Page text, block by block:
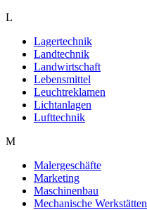
L
Lagertechnik
Landtechnik
Landwirtschaft
Lebensmittel
Leuchtreklamen
Lichtanlagen
Lufttechnik
M
Malergeschäfte
Marketing
Maschinenbau
Mechanische Werkstätten